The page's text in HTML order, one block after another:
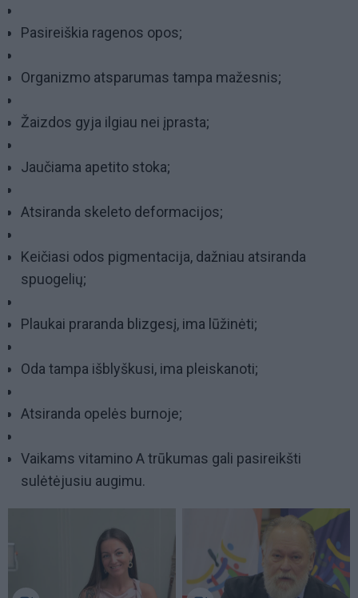
Pasireiškia ragenos opos;
Organizmo atsparumas tampa mažesnis;
Žaizdos gyja ilgiau nei įprasta;
Jaučiama apetito stoka;
Atsiranda skeleto deformacijos;
Keičiasi odos pigmentacija, dažniau atsiranda
spuogelių;
Plaukai praranda blizgesį, ima lūžinėti;
Oda tampa išblyškusi, ima pleiskanoti;
Atsiranda opelės burnoje;
Vaikams vitamino A trūkumas gali pasireikšti
sulėtėjusiu augimu.